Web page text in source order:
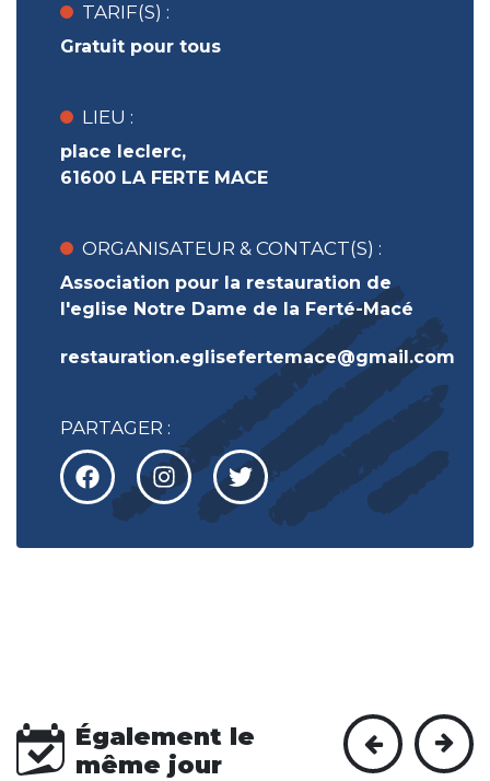
TARIF(S) :
Gratuit pour tous
LIEU :
place leclerc,
61600 LA FERTE MACE
ORGANISATEUR & CONTACT(S) :
Association pour la restauration de
l'eglise Notre Dame de la Ferté-Macé
restauration.eglisefertemace@gmail.com
PARTAGER :
Également le
même jour